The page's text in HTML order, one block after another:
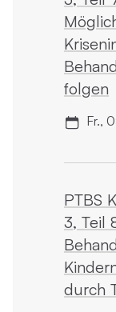
folgen
Fr.,
PTBS
3, Teil
durch